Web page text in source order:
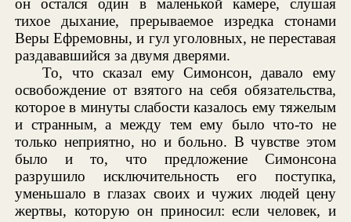
он остался один в маленькой камере, слушая
тихое дыхание, прерываемое изредка стонами
Веры Ефремовны, и гул уголовных, не переставая
раздававшийся за двумя дверями.
То, что сказал ему Симонсон, давало ему
освобождение от взятого на себя обязательства,
которое в минуты слабости казалось ему тяжелым
и странным, а между тем ему было что-то не
только неприятно, но и больно. В чувстве этом
было и то, что предложение Симонсона
разрушило исключительность его поступка,
уменьшало в глазах своих и чужих людей цену
жертвы, которую он приносил: если человек, и